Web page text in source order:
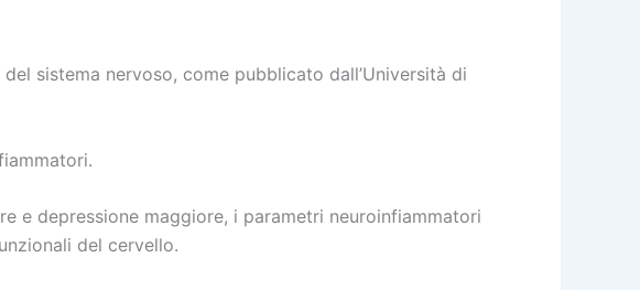
sistema nervoso, come pubblicato dall’Università di
e depressione maggiore, i parametri neuroinfiammatori
del cervello.